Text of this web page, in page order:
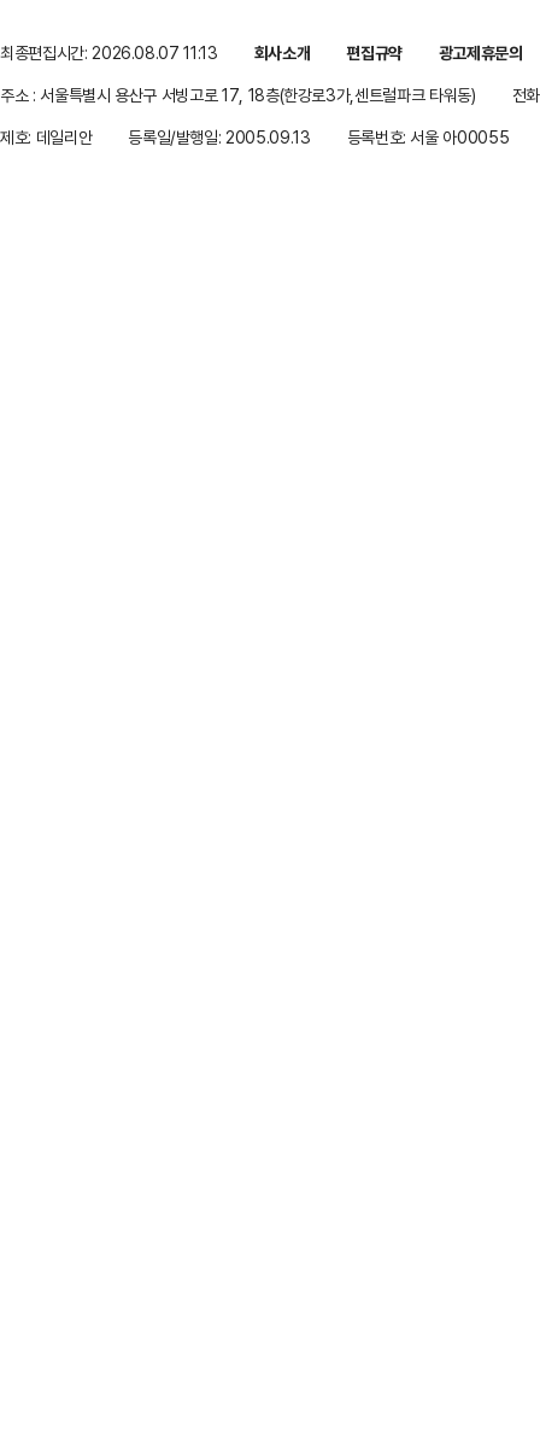
최종편집시간: 2026.08.07 11:13 회사소개 편집규약
광고제휴문의
주소 : 서울특별시 용산구 서빙고로 17, 18층(한강로3가,센트럴파크 타워동)
전
제호: 데일리안
등록일/발행일: 2005.09.13 등록번호: 서울 아00055